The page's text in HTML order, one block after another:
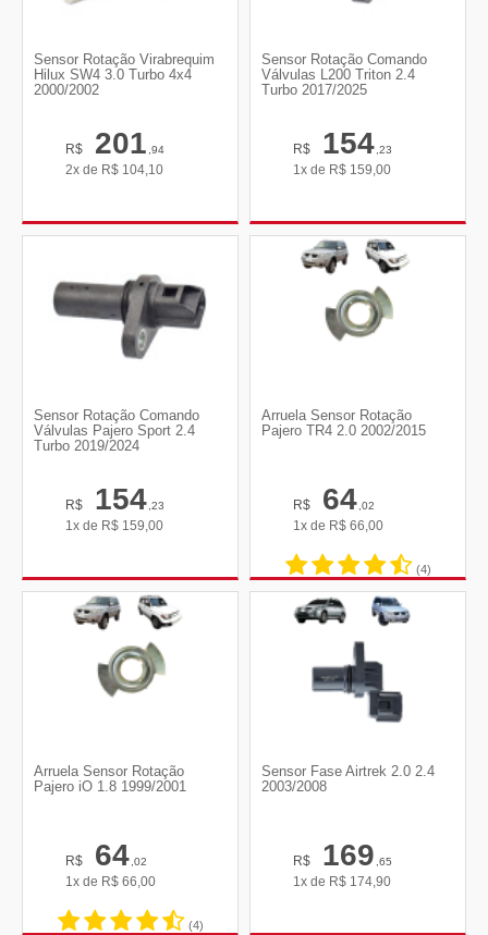
Sensor Rotação Virabrequim
Hilux SW4 3.0 Turbo 4x4
2000/2002
R$ 201,94
2x de R$ 104,10
Sensor Rotação Comando
Válvulas L200 Triton 2.4
Turbo 2017/2025
R$ 154,23
1x de R$ 159,00
Sensor Rotação Comando
Válvulas Pajero Sport 2.4
Turbo 2019/2024
R$ 154,23
1x de R$ 159,00
Arruela Sensor Rotação
Pajero TR4 2.0 2002/2015
R$ 64,02
1x de R$ 66,00
(4)
Arruela Sensor Rotação
Pajero iO 1.8 1999/2001
R$ 64,02
1x de R$ 66,00
(4)
Sensor Fase Airtrek 2.0 2.4
2003/2008
R$ 169,65
1x de R$ 174,90